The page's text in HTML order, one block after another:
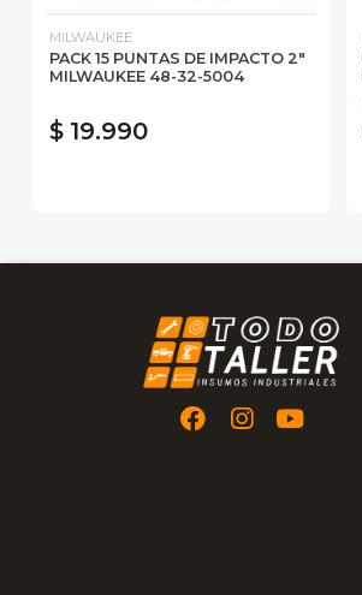
MILWAUKEE
PACK 15 PUNTAS DE IMPACTO 2"
MILWAUKEE 48-32-5004
$ 19.990